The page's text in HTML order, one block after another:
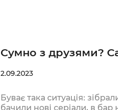
Сумно з друзями?
2.09.2023
Буває така ситуація:
бачили нові серіали, в